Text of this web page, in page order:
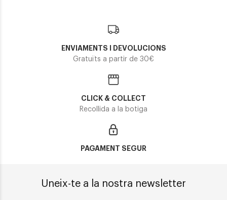
ENVIAMENTS I DEVOLUCIONS
Gratuïts a partir de 30€
CLICK & COLLECT
Recollida a la botiga
PAGAMENT SEGUR
Uneix-te a la nostra newsletter